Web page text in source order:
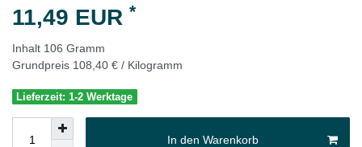
11,49 EUR *
Inhalt 106 Gramm
Grundpreis 108,40 € / Kilogramm
Lieferzeit: 1-2 Werktage
In den Warenkorb